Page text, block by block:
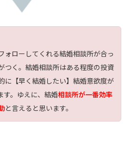
ォローしてくれる結婚相談所が合っ
つく。結婚相談所はある程度の投資
に 【早く結婚したい】結婚意欲度が
す。ゆえに、結婚相談所が一番効率
と言えると思います。